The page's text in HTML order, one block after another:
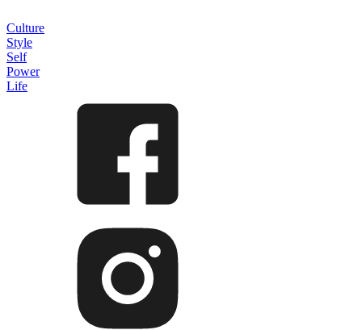
Culture
Style
Self
Power
Life